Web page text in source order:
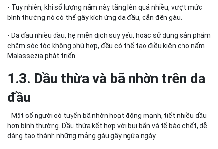
- Tuy nhiên, khi số lượng nấm này tăng lên quá nhiều, vượt mức
bình thường nó có thể gây kích ứng da đầu, dẫn đến gàu.
- Da đầu nhiều dầu, hệ miễn dịch suy yếu, hoặc sử dụng sản phẩm
chăm sóc tóc không phù hợp, đều có thể tạo điều kiện cho nấm
Malassezia phát triển.
1.3. Dầu thừa và bã nhờn trên da
đầu
- Một số người có tuyến bã nhờn hoạt động mạnh, tiết nhiều dầu
hơn bình thường. Dầu thừa kết hợp với bụi bẩn và tế bào chết, dễ
dàng tạo thành những mảng gàu gây ngứa ngáy.